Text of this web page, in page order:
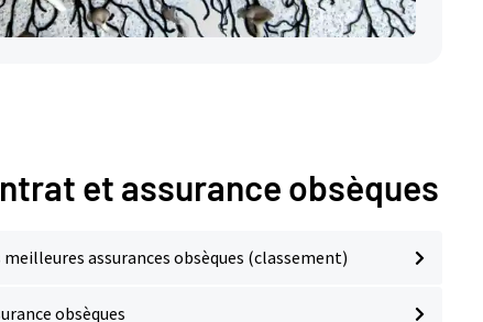
et assurance obsèques
meilleures assurances obsèques (classement)
obsèques